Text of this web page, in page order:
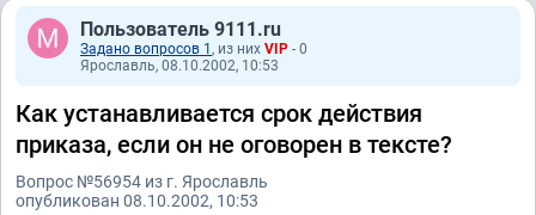
Пользователь 9111.ru
Задано вопросов 1 , из них VIP - 0
Ярославль, 08.10.2002, 10:53
Как устанавливается срок действия
приказа, если он не оговорен в тексте?
Вопрос №56954 из г. Ярославль
опубликован 08.10.2002, 10:53